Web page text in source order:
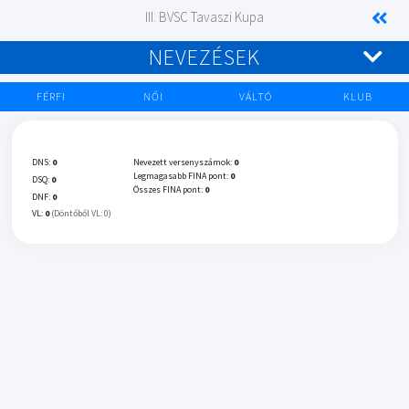
III. BVSC Tavaszi Kupa
NEVEZÉSEK
FÉRFI NŐI VÁLTÓ KLUB
DNS: 0
DSQ: 0
DNF: 0
VL: 0 (Döntőből VL: 0)
Nevezett versenyszámok: 0
Legmagasabb FINA pont: 0
Összes FINA pont: 0